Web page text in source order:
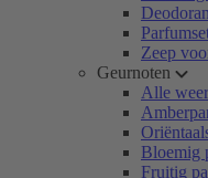
Zeep
Geurnoten
Alle
Bloemig
Fruitig